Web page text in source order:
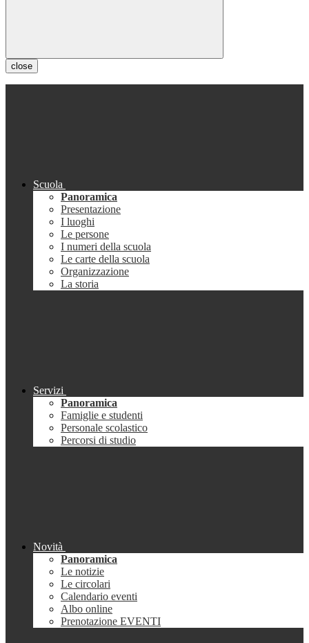
close
Scuola
Panoramica
Presentazione
I luoghi
Le persone
I numeri della scuola
Le carte della scuola
Organizzazione
La storia
Servizi
Panoramica
Famiglie e studenti
Personale scolastico
Percorsi di studio
Novità
Panoramica
Le notizie
Le circolari
Calendario eventi
Albo online
Prenotazione EVENTI